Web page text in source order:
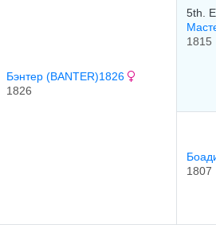
Бэнтер (BANTER)1826
1826
5th.
1815
1807